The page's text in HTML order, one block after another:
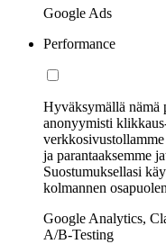
Google Ads
Performance
Hyväksymällä nämä
anonyymisti
ja parantaaksemme
Suostumuksellasi
kolmannen
Google Analytics,
A/B-Testing